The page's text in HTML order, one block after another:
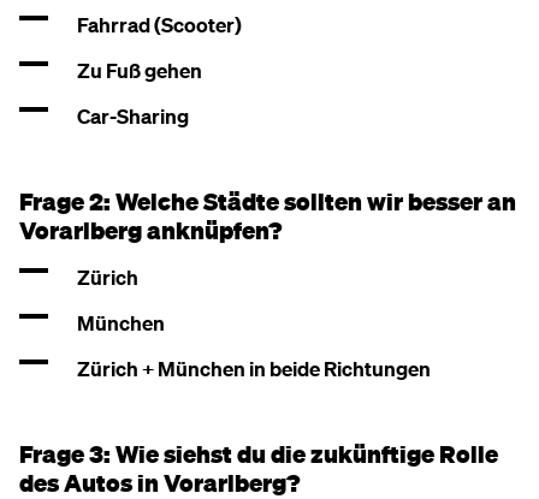
Fahrrad (Scooter)
Zu Fuß gehen
Car-Sharing
Frage 2: Welche Städte sollten wir besser an
Vorarlberg anknüpfen?
Zürich
München
Zürich + München in beide Richtungen
Frage 3: Wie siehst du die zukünftige Rolle
des Autos in Vorarlberg?